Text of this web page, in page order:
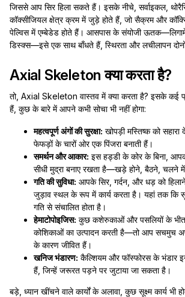
जिससे आप सिर हिला सकते हैं। इसके नीचे, सर्वाइकल,
कॉक्सीजियल क्षेत्र क्रम में जुड़े होते हैं, जो सैक्रम और
पेल्विस में एम्बेडेड होते हैं। आसपास के संयोजी
डिस्क्स—इसे एक साथ बाँधते हैं, स्थिरता और लचीलापन
Axial Skeleton क्या करता है?
तो, Axial Skeleton वास्तव में क्या करता है? इसके कई
हैं, कुछ के बारे में आपने कभी सोचा भी नहीं होगा:
महत्वपूर्ण अंगों की सुरक्षा: खोपड़ी मस्तिष्क को
फेफड़ों के चारों ओर एक पिंजरा बनाती हैं।
समर्थन और आकार: इस हड्डी के कोर के बिना,
सीधी मुद्रा बनाए रखता है—खड़े होने, बैठने, चलने
गति की सुविधा: आपके सिर, गर्दन, और धड़ को हिलाने
जुड़ाव स्थल के रूप में कार्य करता है। यहां तक कि
गति से संचालित होता है।
हेमाटोपोइजिस: कुछ कशेरुकाओं और पसलियों के
कोशिकाओं का उत्पादन करती है—तो आप सचमुच
के कारण जीवित हैं।
खनिज भंडारण: कैल्शियम और फॉस्फोरस के भंडार
हैं, जिन्हें जरूरत पड़ने पर जुटाया जा सकता है।
बड़े, ध्यान खींचने वाले कार्यों के अलावा, कुछ सूक्ष्म कार्य भी